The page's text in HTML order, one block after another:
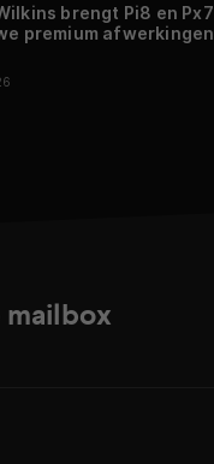
brengt Pi8 en Px7
premium afwerkingen
mailbox